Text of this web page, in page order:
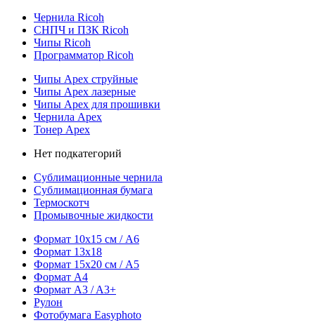
Чернила Ricoh
СНПЧ и ПЗК Ricoh
Чипы Ricoh
Программатор Ricoh
Чипы Apex струйные
Чипы Apex лазерные
Чипы Apex для прошивки
Чернила Apex
Тонер Apex
Нет подкатегорий
Сублимационные чернила
Сублимационная бумага
Термоскотч
Промывочные жидкости
Формат 10х15 см / A6
Формат 13х18
Формат 15х20 см / A5
Формат А4
Формат A3 / A3+
Рулон
Фотобумага Easyphoto